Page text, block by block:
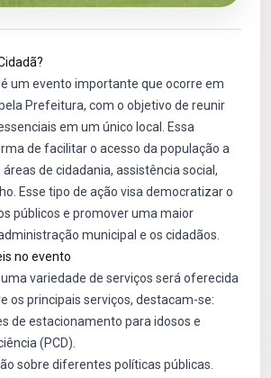
é um evento importante que ocorre em
Prefeitura, com o objetivo de reunir
em um único local. Essa
de facilitar o acesso da população a
de cidadania, assistência social,
Esse tipo de ação visa democratizar o
públicos e promover uma maior
municipal e os cidadãos.
no evento
variedade de serviços será oferecida
os principais serviços, destacam-se:
de estacionamento para idosos e
(PCD).
sobre diferentes políticas públicas.